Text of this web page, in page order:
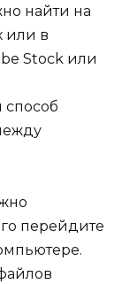
найти на
или в
Stock или
способ
перейдите